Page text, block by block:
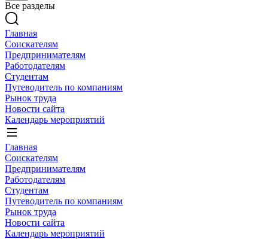
Все разделы
Главная
Соискателям
Предпринимателям
Работодателям
Студентам
Путеводитель по компаниям
Рынок труда
Новости сайта
Календарь мероприятий
Главная
Соискателям
Предпринимателям
Работодателям
Студентам
Путеводитель по компаниям
Рынок труда
Новости сайта
Календарь мероприятий